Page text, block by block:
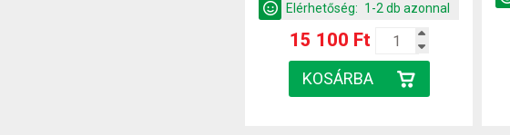
Elérhetőség: 1-2 db azonnal
15 100 Ft